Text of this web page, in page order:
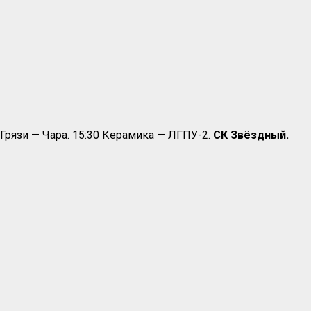
— Чара. 15:30 Керамика — ЛГПУ-2. СК Звёздный.